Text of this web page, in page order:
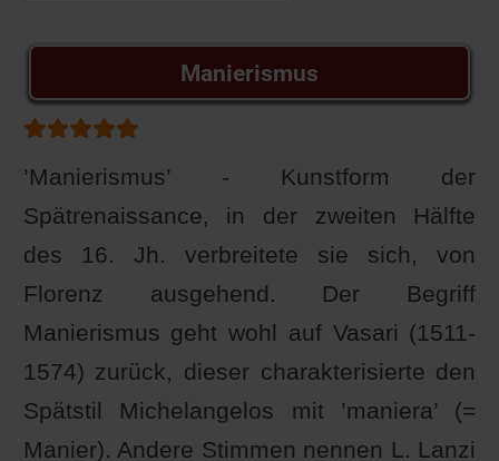
Manierismus
Bewertung:
’Manierismus’ - Kunstform der
Spätrenaissance, in der zweiten Hälfte
des 16. Jh. verbreitete sie sich, von
Florenz ausgehend. Der Begriff
Manierismus geht wohl auf Vasari (1511-
1574) zurück, dieser charakterisierte den
Spätstil Michelangelos mit ’maniera’ (=
Manier). Andere Stimmen nennen L. Lanzi